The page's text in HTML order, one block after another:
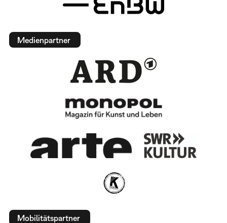
Medienpartner
Mobilitätspartner